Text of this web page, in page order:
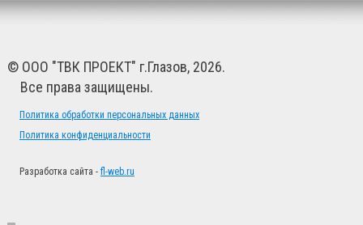
© ООО "ТВК ПРОЕКТ" г.Глазов, 2026.
Все права защищены.
Политика обработки персональных данных
Политика конфиденциальности
Разработка сайта - fl-web.ru